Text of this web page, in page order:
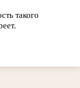
такого